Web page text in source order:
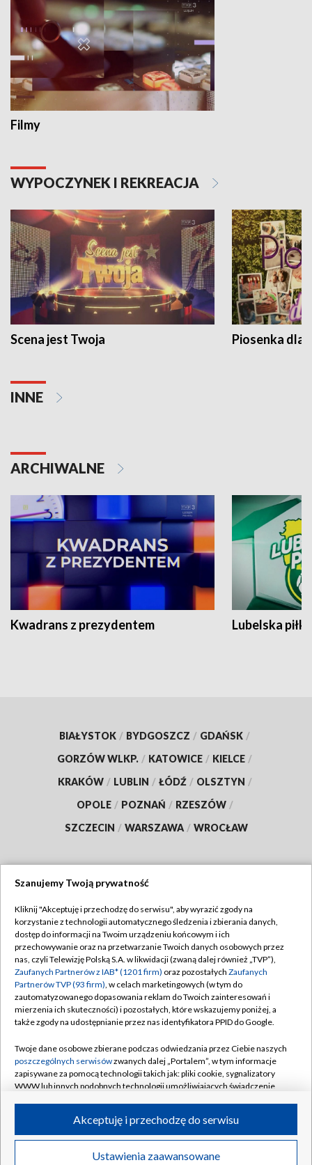
Filmy
WYPOCZYNEK I REKREACJA
Scena jest Twoja Piosenka dla
INNE
ARCHIWALNE
Kwadrans z prezydentem Lubelska piłka
BIAŁYSTOK / BYDGOSZCZ / GDAŃSK /
GORZÓW WLKP. / KATOWICE / KIELCE /
KRAKÓW / LUBLIN / ŁÓDŹ / OLSZTYN /
OPOLE / POZNAŃ / RZESZÓW /
SZCZECIN / WARSZAWA / WROCŁAW
TVP
Abonament TVP
Emisja w TVP
Centrum informacji TVP
Naziemna Telewizja Cyfrowa
Rada Programowa
System NOS
Informacje o nadawcy
Program dla prasy
Regulamin TVP
Polityka prywatności
Moje zgody
Pomoc
Kontakt
Kanały
©2026 Telewizja Polska S.A. w likwidacji
Szanujemy Twoją prywatność
Kliknij "Akceptuję i przechodzę do serwisu", aby wyrazić zgody na
korzystanie z technologii automatycznego śledzenia i zbierania danych,
dostęp do informacji na Twoim urządzeniu końcowym i ich
przechowywanie oraz na przetwarzanie Twoich danych osobowych przez
nas, czyli Telewizję Polską S.A. w likwidacji (zwaną dalej również „TVP”),
Zaufanych Partnerów z IAB* (1201 firm) oraz pozostałych Zaufanych
Partnerów TVP (93 firm), w celach marketingowych (w tym do
zautomatyzowanego dopasowania reklam do Twoich zainteresowań i
mierzenia ich skuteczności) i pozostałych, które wskazujemy poniżej, a
także zgody na udostępnianie przez nas identyfikatora PPID do Google.
Twoje dane osobowe zbierane podczas odwiedzania przez Ciebie naszych
poszczególnych serwisówzwanych dalej „Portalem”, w tym informacje
zapisywane za pomocą technologii takich jak: pliki cookie, sygnalizatory
WWW lub innych podobnych technologii umożliwiających świadczenie
ruchu w Internecie.
Twoje dane osobowe zbierane podczas odwiedzania przez Ciebie
poszczególnych serwisówna Portalu, takie jak adresy IP, identyfikatory
Ustawienia zaawansowane
Akceptuję i przechodzę do serwisu